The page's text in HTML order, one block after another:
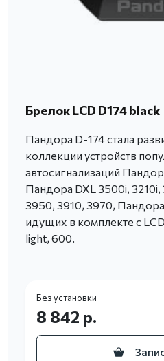
Брелок LCD D174 black
Пандора D-174 стала
коллекции устройств
автосигнализаций
Пандора DXL 3500i,
3950, 3910, 3970,
идущих в комплекте с
light, 600.
Без установки
8 842 р.